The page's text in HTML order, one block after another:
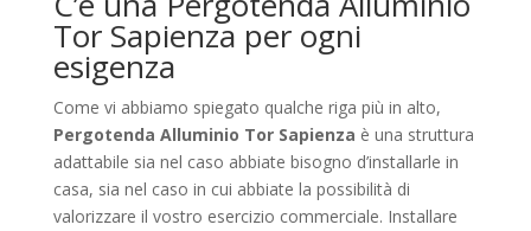
Tor Sapienza per ogni
esigenza
Come vi abbiamo spiegato qualche riga più in alto,
Pergotenda Alluminio Tor Sapienza è una struttura
adattabile sia nel caso abbiate bisogno d’installarle in
casa, sia nel caso in cui abbiate la possibilità di
valorizzare il vostro esercizio commerciale. Installare